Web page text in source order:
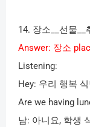
14. 장소 선물
Answer: 장소
Listening:
Hey: 우리 행복
Are we having
남: 아니요, 학생